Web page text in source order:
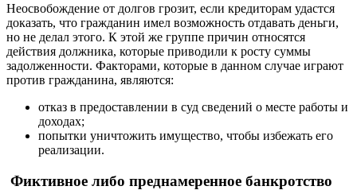
Неосвобождение от долгов грозит, если кредиторам удастся
доказать, что гражданин имел возможность отдавать деньги,
но не делал этого. К этой же группе причин относятся
действия должника, которые приводили к росту суммы
задолженности. Факторами, которые в данном случае играют
против гражданина, являются:
отказ в предоставлении в суд сведений о месте работы и
доходах;
попытки уничтожить имущество, чтобы избежать его
реализации.
Фиктивное либо преднамеренное банкротство